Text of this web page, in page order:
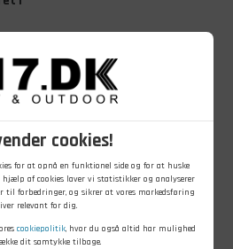
cookies!
for at opnå en funktionel side og for at huske
af cookies laver vi statistikker og analyserer
til forbedringer, og sikrer at vores markedsføring
relevant for dig.
cookiepolitik, hvor du også altid har mulighed
dit samtykke tilbage.
blå, Brugt
Tjekkisk hat,
Dame, Oliven